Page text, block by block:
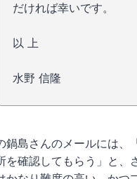
だければ幸いです。
以 上
水野 信隆
鍋島さんのメールには、
を確認してもらう」と、